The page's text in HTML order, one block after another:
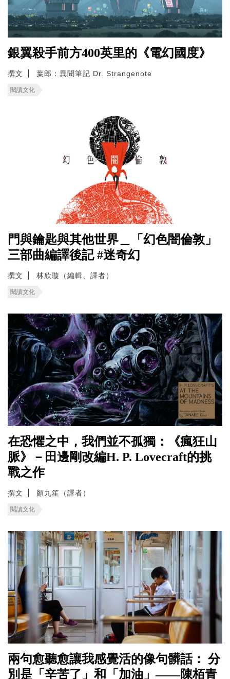
銀翼殺手前方400英里的《電幻國度》
撰文 葉郎：異聞筆記 Dr. Strangenote
閱讀文化
門與鑰匙與其他世界＿「幻色闇倫敦」
三部曲編譯後記 #迷奇幻
撰文 林欣璇（編輯、譯者）
閱讀文化
在恐懼之中，我們並不孤獨：《瘋狂山
脈》－田邊剛改編H. P. Lovecraft的挑
戰之作
撰文 顏九笙（譯者）
閱讀文化
兩句愈聽愈讓我感覺活的像句髒話： 分
別是「辛苦了」和「加油」——陳栢青